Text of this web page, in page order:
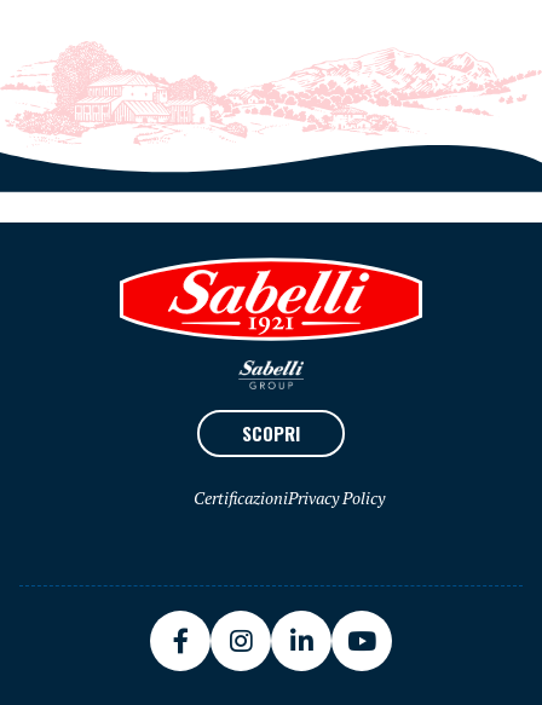
SCOPRI
CertificazioniPrivacy Policy